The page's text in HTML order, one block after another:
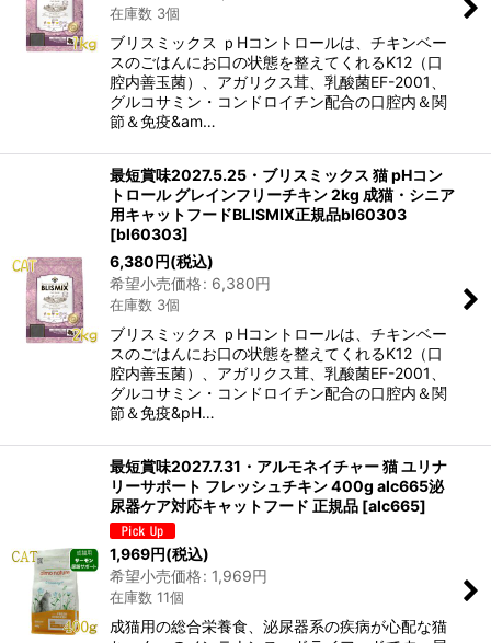
在庫数 3個
ブリスミックス ｐHコントロールは、チキンベー
スのごはんにお口の状態を整えてくれるK12（口
腔内善玉菌）、アガリクス茸、乳酸菌EF-2001、
グルコサミン・コンドロイチン配合の口腔内＆関
節＆免疫&am…
最短賞味2027.5.25・ブリスミックス 猫 pHコン
トロール グレインフリーチキン 2kg 成猫・シニア
用キャットフードBLISMIX正規品bl60303
[bl60303]
6,380円(税込)
希望小売価格: 6,380円
在庫数 3個
ブリスミックス ｐHコントロールは、チキンベー
スのごはんにお口の状態を整えてくれるK12（口
腔内善玉菌）、アガリクス茸、乳酸菌EF-2001、
グルコサミン・コンドロイチン配合の口腔内＆関
節＆免疫&pH…
最短賞味2027.7.31・アルモネイチャー 猫 ユリナ
リーサポート フレッシュチキン 400g alc665泌
尿器ケア対応キャットフード 正規品 [alc665]
1,969円(税込)
希望小売価格: 1,969円
在庫数 11個
成猫用の総合栄養食、泌尿器系の疾病が心配な猫